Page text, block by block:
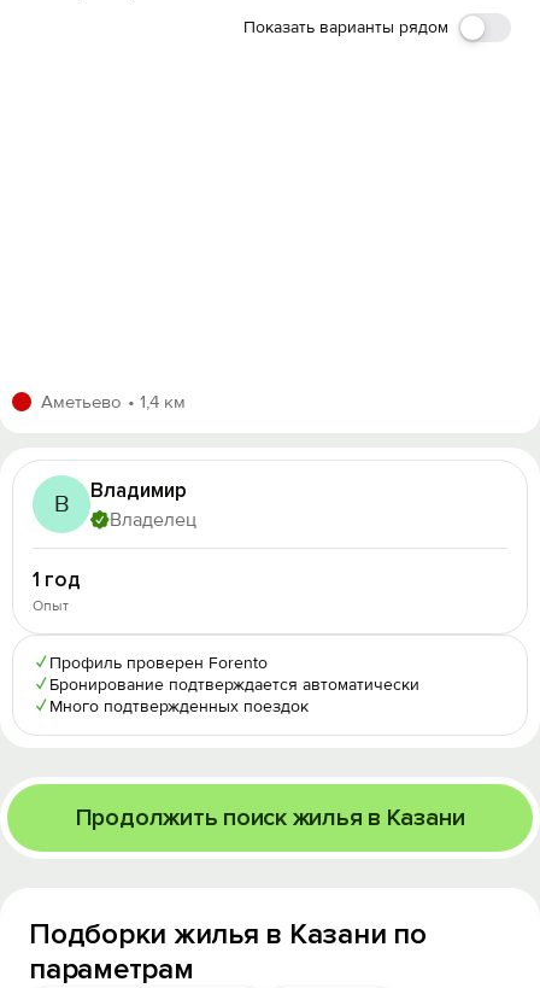
Показать варианты рядом
Аметьево 1,4 км
В Владимир
Владелец
1 год
Опыт
✓ Профиль проверен Forento
✓ Бронирование подтверждается автоматически
✓ Много подтвержденных поездок
Продолжить поиск жилья в Казани
Подборки жилья в Казани по
параметрам